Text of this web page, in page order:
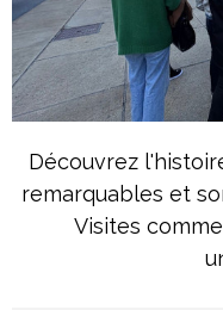
Découvrez
remarquables et
Visites